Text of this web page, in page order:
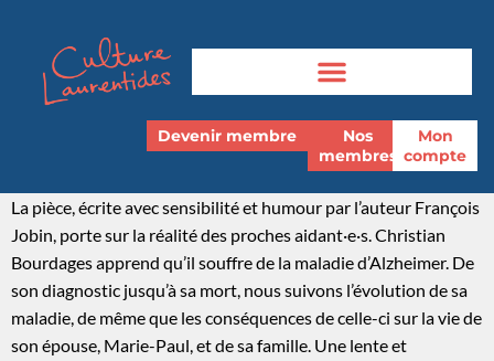
Devenir membre
Nos
membres
Mon
compte
La pièce, écrite avec sensibilité et humour par l’auteur François
Jobin, porte sur la réalité des proches aidant·e·s. Christian
Bourdagesapprend qu’il souffre de la maladied’Alzheimer. De
son diagnostic jusqu’à sa mort, nous suivons l’évolution de sa
maladie, de même que les conséquences de celle-ci sur la vie de
son épouse, Marie-Paul,et de sa famille. Une lente et